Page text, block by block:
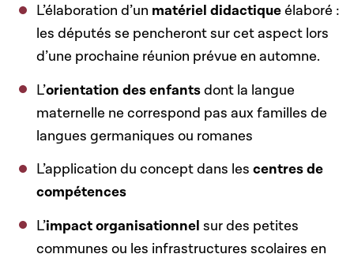
L’élaboration d’un matériel didactiqueélaboré :
les députés se pencheront sur cet aspect lors
d’une prochaine réunion prévue en automne.
L’orientation des enfantsdont la langue
maternelle ne correspond pas aux familles de
langues germaniques ou romanes
L’application du concept dans lescentres de
compétences
L’impact organisationnel sur des petites
communes ou les infrastructures scolaires en